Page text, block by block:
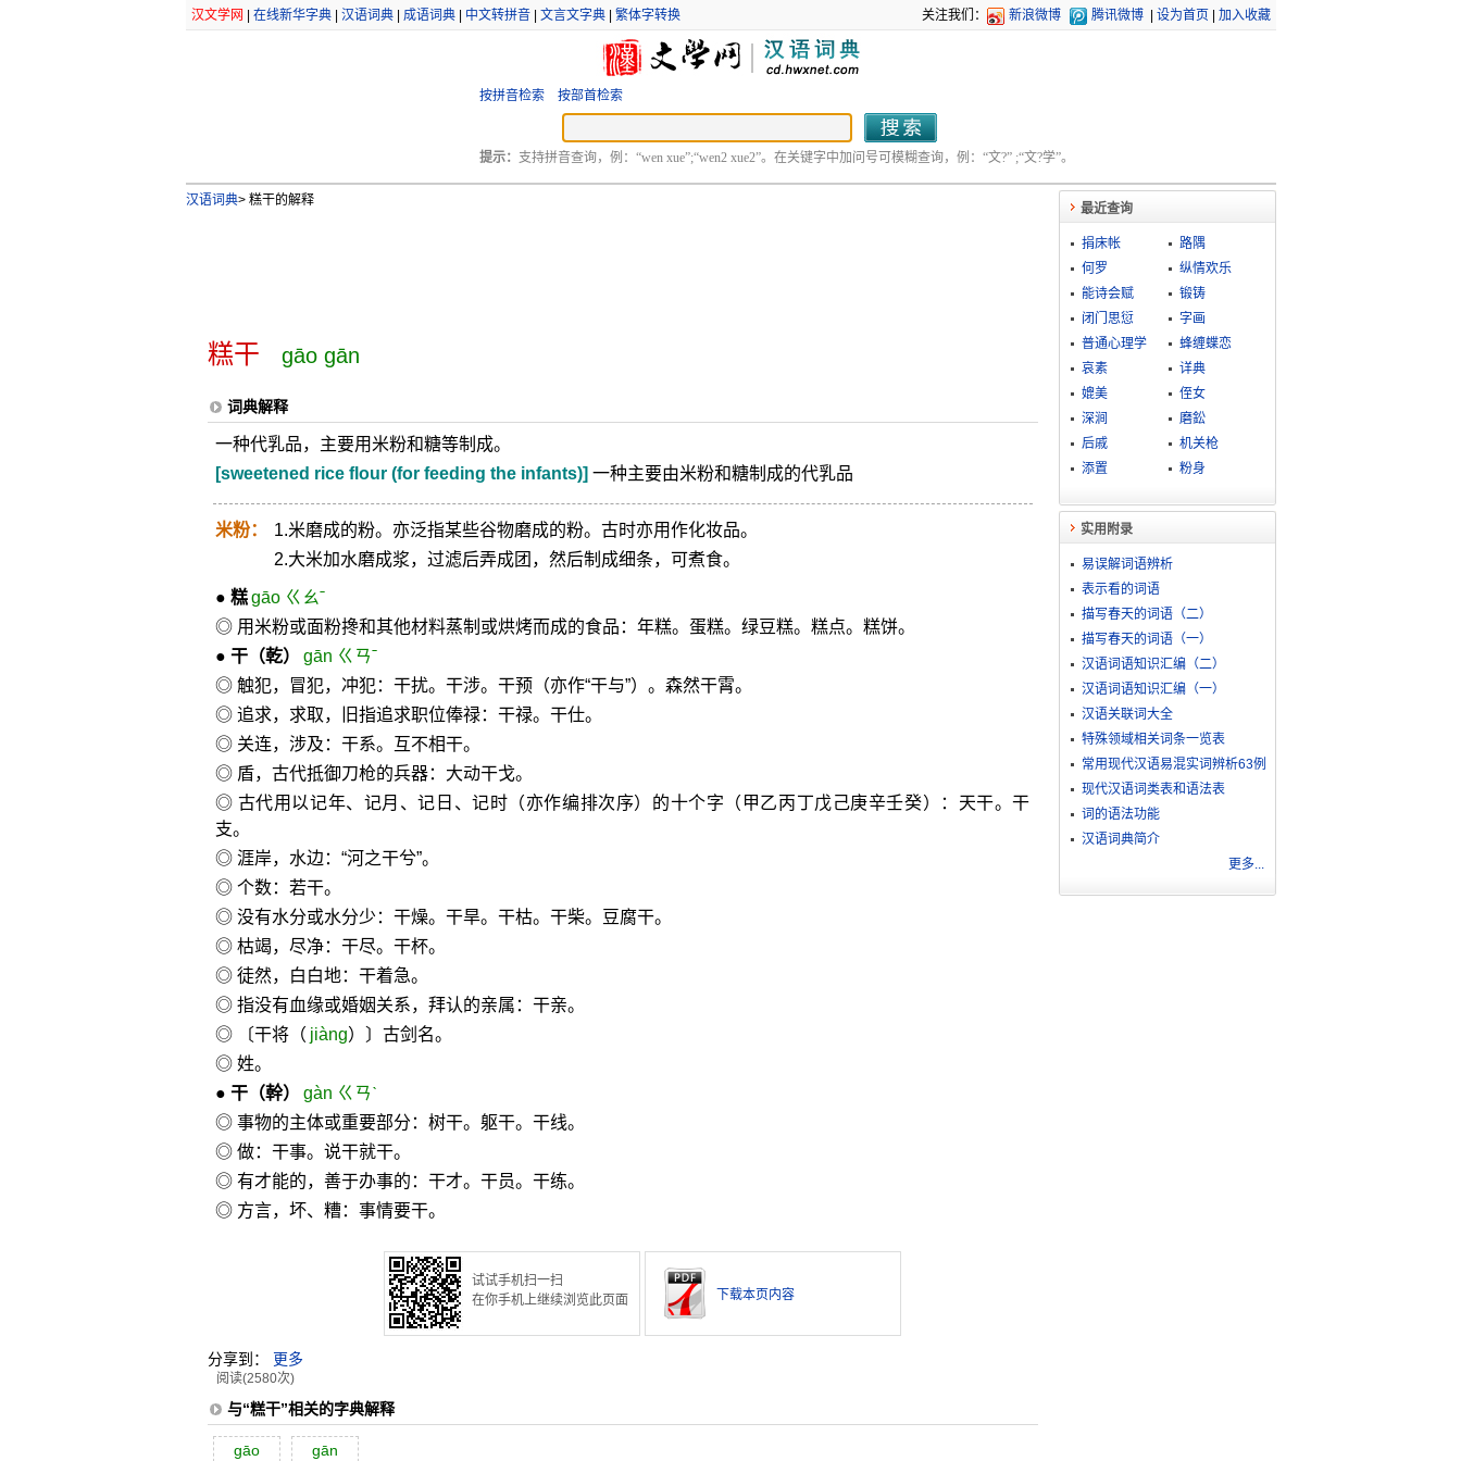
汉文学网 在线新华字典| 汉语词典| 成语词典| 中文转拼音| 文言文字典| 繁体字转换 关注我们： 新浪微博 腾讯微博 设为首页 加入收藏
按拼音检索 按部首检索
提示： 支持拼音查询，例：“wen xue”;“wen2 xue2”。在关键字中加问号可模糊查询，例：“文?” ;“文?学”。
汉语词典>糕干的解释
糕干 gāo gān
词典解释
一种代乳品，主要用米粉和糖等制成。
[sweetened rice flour (for feeding the infants)] 一种主要由米粉和糖制成的代乳品
米粉：
1.米磨成的粉。亦泛指某些谷物磨成的粉。古时亦用作化妆品。
2.大米加水磨成浆，过滤后弄成团，然后制成细条，可煮食。
● 糕 gāo ㄍㄠˉ
◎ 用米粉或面粉搀和其他材料蒸制或烘烤而成的食品：年糕。蛋糕。绿豆糕。糕点。糕饼。
● 干（乾）
gān ㄍㄢˉ
◎ 触犯，冒犯，冲犯：干扰。干涉。干预（亦作“干与”）。森然干霄。
◎ 追求，求取，旧指追求职位俸禄：干禄。干仕。
◎ 关连，涉及：干系。互不相干。
◎ 盾，古代抵御刀枪的兵器：大动干戈。
◎ 古代用以记年、记月、记日、记时（亦作编排次序）的十个字（甲乙丙丁戊己庚辛壬癸）：天干。干
支。
◎ 涯岸，水边：“河之干兮”。
◎ 个数：若干。
◎ 没有水分或水分少：干燥。干旱。干枯。干柴。豆腐干。
◎ 枯竭，尽净：干尽。干杯。
◎ 徒然，白白地：干着急。
◎ 指没有血缘或婚姻关系，拜认的亲属：干亲。
◎ 〔干将（ jiàng）〕古剑名。
◎ 姓。
● 干（幹）
gàn ㄍㄢˋ
◎ 事物的主体或重要部分：树干。躯干。干线。
◎ 做：干事。说干就干。
◎ 有才能的，善于办事的：干才。干员。干练。
◎ 方言，坏、糟：事情要干。
试试手机扫一扫
在你手机上继续浏览此页面
下载本页内容
分享到： 更多
阅读(2580次)
与“糕干”相关的字典解释
gāo gān
最近查询
捐床帐
路隅
何罗
纵情欢乐
能诗会赋
锻铸
闭门思愆
字画
普通心理学
蜂缠蝶恋
哀素
详典
媲美
侄女
深涧
磨鈆
后戚
机关枪
添置
粉身
实用附录
易误解词语辨析
表示看的词语
描写春天的词语（二）
描写春天的词语（一）
汉语词语知识汇编（二）
汉语词语知识汇编（一）
汉语关联词大全
特殊领域相关词条一览表
常用现代汉语易混实词辨析63例
现代汉语词类表和语法表
词的语法功能
汉语词典简介
更多...